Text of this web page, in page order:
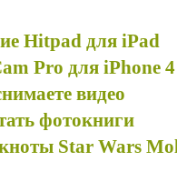
Hitpad для iPad
Pro для iPhone 4
видео
фотокниги
Star Wars